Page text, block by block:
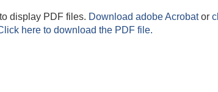
display PDF files. Download adobe Acrobator
here to download the PDF file.